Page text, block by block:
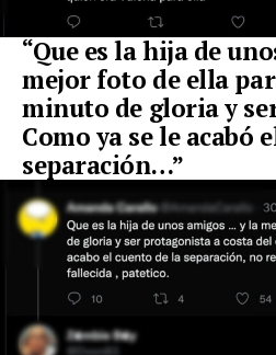
“Que es la hija de
mejor foto de ella
minuto de gloria y
Como ya se le acabó
separación…”